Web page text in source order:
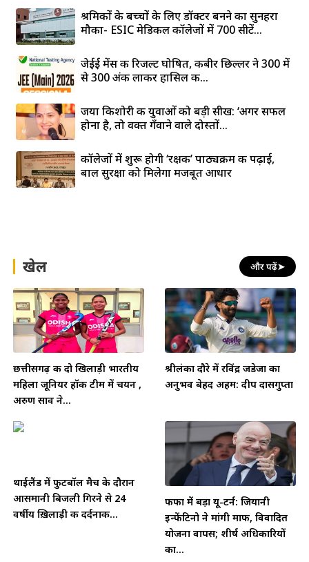
श्रमिकों के बच्चों के लिए डॉक्टर बनने का सुनहरा
मौका- ESIC मेडिकल कॉलेजों में 700 सीटें...
जेईई मेंस की रिजल्ट घोषित, कबीर छिल्लर ने 300 में
से 300 अंक लाकर हासिल की...
जया किशोरी की युवाओं को बड़ी सीख: ‘अगर सफल
होना है, तो वक्त गँवाने वाले दोस्तों...
कॉलेजों में शुरू होगी ‘रक्षक’ पाठ्यक्रम की पढ़ाई,
बाल सुरक्षा को मिलेगा मजबूत आधार
खेल और पढ़ें➤
छत्तीसगढ़ की दो खिलाड़ी भारतीय
महिला जूनियर हॉकी टीम में चयन ,
अरुण साव ने...
श्रीलंका दौरे में रविंद्र जडेजा का
अनुभव बेहद अहम: दीप दासगुप्ता
थाईलैंड में फुटबॉल मैच के दौरान
आसमानी बिजली गिरने से 24
वर्षीय ख़िलाड़ी की दर्दनाक...
फीफा में बड़ा यू-टर्न: जियानी
इन्फेंटिनो ने मांगी माफी, विवादित
योजना वापस; शीर्ष अधिकारियों
का...